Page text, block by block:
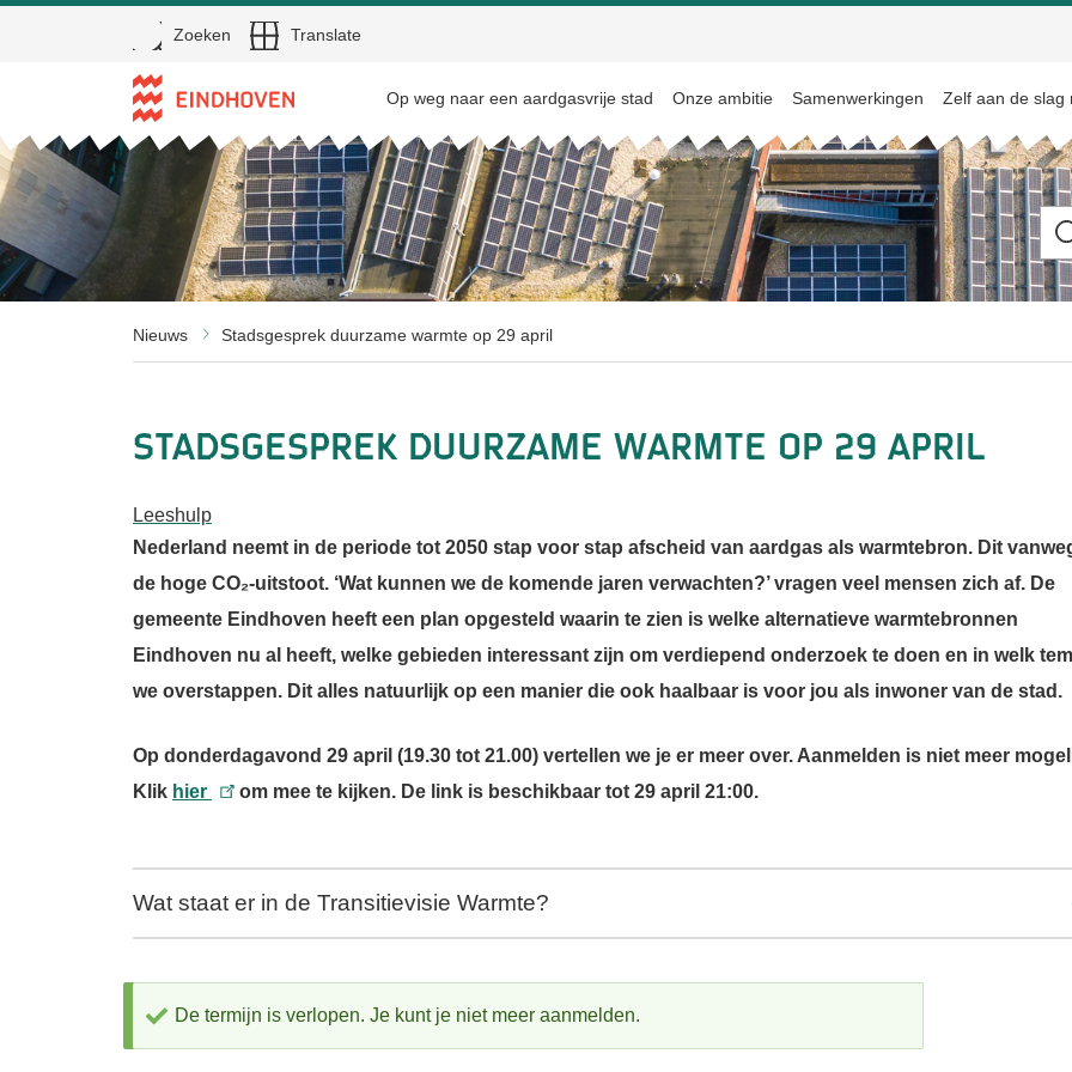
Direct naar de inhoud
Open
Zoeken Translate
Op weg naar een aardgasvrije stad Onze ambitie Samenwerkingen Zelf aan de slag
op
Nieuws Stadsgesprek duurzame warmte op 29 april
Stadsgesprek duurzame warmte op 29 april
Leeshulp
Nederland neemt in de periode tot 2050 stap voor stap afscheid van aardgas als warmtebron. Dit
de hoge CO₂-uitstoot. ‘Wat kunnen we de komende jaren verwachten?’ vragen veel mensen zich af. De
gemeente Eindhoven heeft een plan opgesteld waarin te zien is welke alternatieve warmtebronnen
Eindhoven nu al heeft, welke gebieden interessant zijn om verdiepend onderzoek te doen en in welk
we overstappen. Dit alles natuurlijk op een manier die ook haalbaar is voor jou als inwoner van de stad.
Op donderdagavond 29 april (19.30 tot 21.00) vertellen we je er meer over. Aanmelden is niet meer
Klik hier om mee te kijken. De link is beschikbaar tot 29 april 21:00.
Wat staat er in de Transitievisie Warmte?
Statusbericht
De termijn is verlopen. Je kunt je niet meer aanmelden.